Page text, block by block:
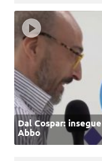
Dal Cospar:
Abbo